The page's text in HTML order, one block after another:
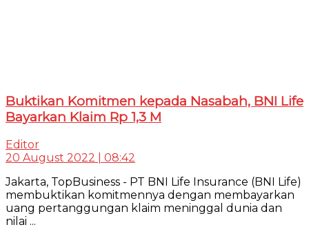
Buktikan Komitmen kepada Nasabah, BNI Life
Bayarkan Klaim Rp 1,3 M
Editor
20 August 2022 | 08:42
Jakarta, TopBusiness - PT BNI Life Insurance (BNI Life)
membuktikan komitmennya dengan membayarkan
uang pertanggungan klaim meninggal dunia dan
nilai ...